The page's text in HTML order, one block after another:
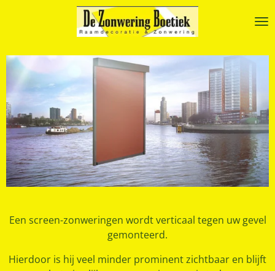
de
hoofdinhoud
Een screen-zonweringen wordt verticaal tegen uw gevel
gemonteerd.
Hierdoor is hij veel minder prominent zichtbaar en blijft